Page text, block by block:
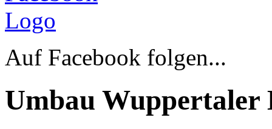
Auf Facebook folgen...
Umbau Wuppertaler